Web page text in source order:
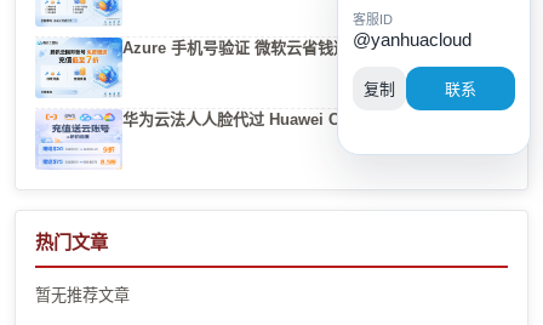
Azure 手机号验证 微软云省钱避坑指南
华为云法人人脸代过 Huawei Cloud Account for Sale
热门文章
暂无推荐文章
客服ID
@yanhuacloud
复制 联系